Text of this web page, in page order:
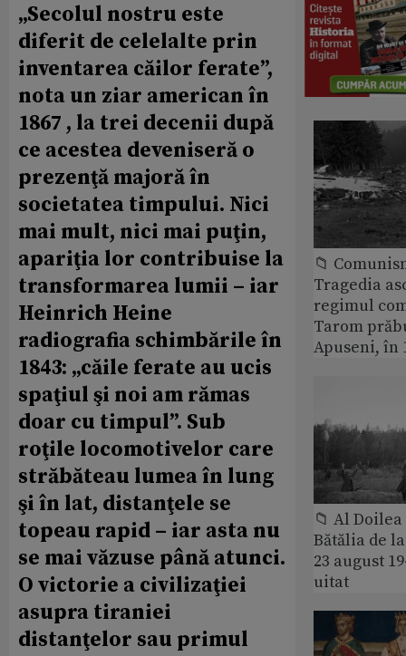
„Secolul nostru este
diferit de celelalte prin
inventarea căilor ferate”,
nota un ziar american în
1867 , la trei decenii după
ce acestea deveniseră o
prezenţă majoră în
societatea timpului. Nici
mai mult, nici mai puţin,
apariţia lor contribuise la
transformarea lumii – iar
Heinrich Heine
radiografia schimbările în
1843: „căile ferate au ucis
spaţiul şi noi am rămas
doar cu timpul”. Sub
roţile locomotivelor care
străbăteau lumea în lung
şi în lat, distanţele se
topeau rapid – iar asta nu
se mai văzuse până atunci.
O victorie a civilizaţiei
asupra tiraniei
distanţelor sau primul
📁
Tragedia
regimul
Tarom
Apuseni, în
📁 Al
Bătălia de
23 august
uitat